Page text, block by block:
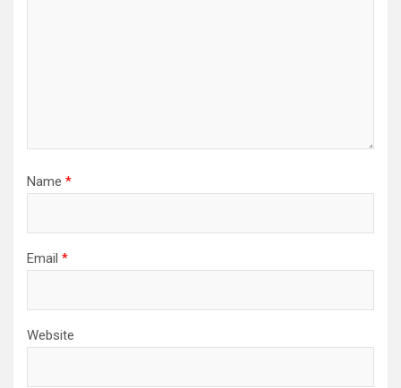
Name *
Email *
Website